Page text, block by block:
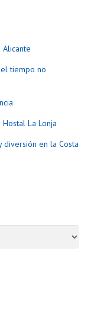
tiempo no
La Lonja
diversión en la Costa